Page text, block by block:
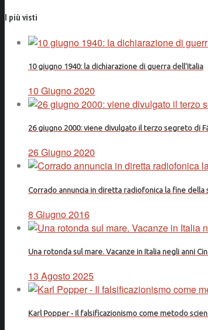
I più visti
10 giugno 1940: la dichiarazione di guerra dell'Italia
10 Giugno 2020
26 giugno 2000: viene divulgato il terzo segreto di
26 Giugno 2020
Corrado annuncia in diretta radiofonica la fine
8 Giugno 2016
Una rotonda sul mare. Vacanze in Italia negli anni
13 Agosto 2025
Karl Popper - Il falsificazionismo come metodo